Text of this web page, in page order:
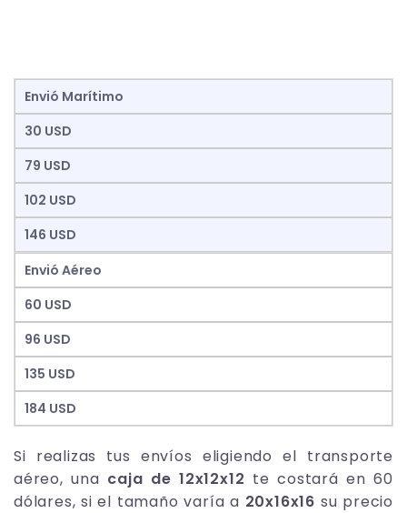
Envió Marítimo
30 USD
79 USD
102 USD
146 USD
Envió Aéreo
60 USD
96 USD
135 USD
184 USD
Si realizas tus envíos eligiendo el transporte
aéreo, una caja de 12x12x12 te costará en 60
dólares, si el tamaño varía a 20x16x16 su precio